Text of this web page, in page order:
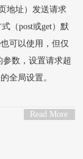
地址）发送请求
（post或get）默
可以使用，但仅
参数，设置请求超
全局设置。
Read More